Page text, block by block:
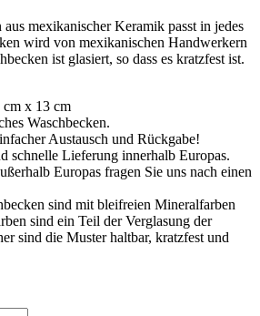
aus mexikanischer Keramik passt in jedes
wird von mexikanischen Handwerkern
ist glasiert, so dass es kratzfest ist.
cm x 13 cm
Waschbecken.
Austausch und Rückgabe!
schnelle Lieferung innerhalb Europas.
Europas fragen Sie uns nach einen
sind mit bleifreien Mineralfarben
sind ein Teil der Verglasung der
sind die Muster haltbar, kratzfest und